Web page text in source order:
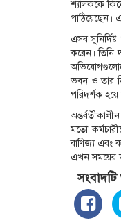
শ্যালককে
পাঠিয়েছেন।
এসব
করেন। তিনি
ভবন ও তার
পরিদর্শক
মতো
বাণিজ্য এবং
এখন সময়ের